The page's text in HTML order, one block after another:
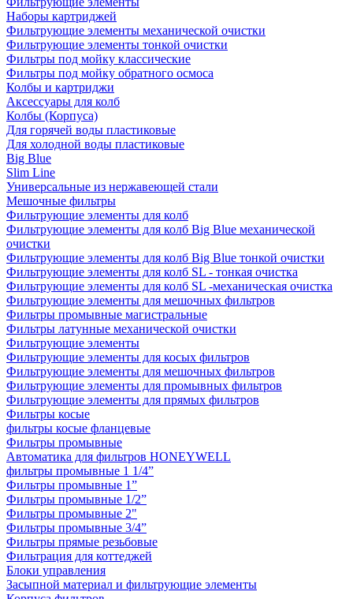
Наборы картриджей
Фильтрующие элементы механической очистки
Фильтрующие элементы тонкой очистки
Фильтры под мойку классические
Фильтры под мойку обратного осмоса
Колбы и картриджи
Аксессуары для колб
Колбы (Корпуса)
Для горячей воды пластиковые
Для холодной воды пластиковые
Big Blue
Slim Line
Универсальные из нержавеющей стали
Мешочные фильтры
Фильтрующие элементы для колб
Фильтрующие элементы для колб Big Blue механической
очистки
Фильтрующие элементы для колб Big Blue тонкой очистки
Фильтрующие элементы для колб SL - тонкая очистка
Фильтрующие элементы для колб SL -механическая очистка
Фильтрующие элементы для мешочных фильтров
Фильтры промывные магистральные
Фильтры латунные механической очистки
Фильтрующие элементы
Фильтрующие элементы для косых фильтров
Фильтрующие элементы для мешочных фильтров
Фильтрующие элементы для промывных фильтров
Фильтрующие элементы для прямых фильтров
Фильтры косые
фильтры косые фланцевые
Фильтры промывные
Автоматика для фильтров HONEYWELL
фильтры промывные 1 1/4”
Фильтры промывные 1”
Фильтры промывные 1/2”
Фильтры промывные 2"
Фильтры промывные 3/4”
Фильтры прямые резьбовые
Фильтрация для коттеджей
Блоки управления
Засыпной материал и фильтрующие элементы